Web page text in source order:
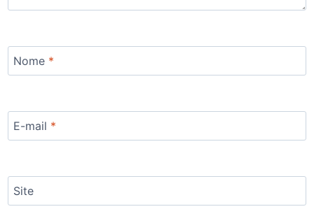
Nome *
E-mail *
Site